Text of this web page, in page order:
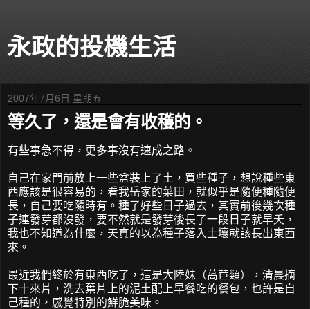
永政的投機生活
2007年7月6日 星期五
等久了，還是會有收穫的。
有些事急不得，更多事沒有速成之路。
自己在家門前放上一些盆裝上了土，買些種子，想說種些東
西應該是很容易的，看我岳家的菜田，就似乎是隨便種隨便
長，自己要吃隨時有。種了好些日子過去，其實前後幾次種
子連發芽都沒發，要不然就是發芽後長了一段日子就早夭，
我也不知道為什麼，天真的以為種子落入土壤就該長出東西
來。
最近我們終於有東西吃了，這是大陸妹（萵苣類），清晨摘
下十來片，洗去葉片上的泥土配上早餐吃的餐包，也許是自
己種的，感覺特別的鮮脆美味。